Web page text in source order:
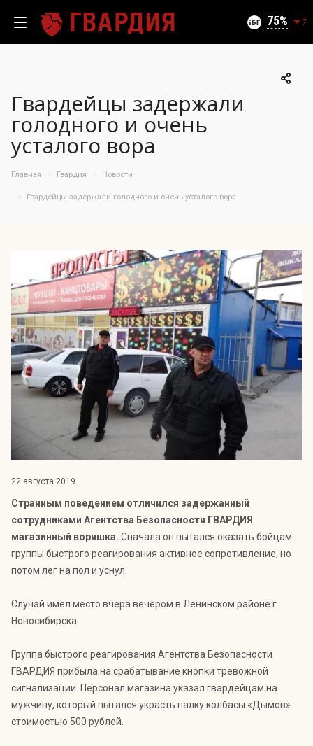
75 7
10.07 25.07
50
75
80
90
95
100
06.08
Индекс Безопасности ГВАРДИИ –
открытый проект Агентства Безопасности ГВАРДИЯ для
оценки уровня защищённости жителей города от
криминальных угроз. Подробнее >>
Гвардейцы задержали
голодного и очень
усталого вора
Главная Гвардия Новости
Гвардейцы задержали голодного и очень усталого вора
22 августа 2019
Странным поведением отличился задержанный
сотрудниками Агентства Безопасности ГВАРДИЯ
магазинный воришка. Сначала он пытался оказать бойцам
группы быстрого реагирования активное сопротивление, но
потом лег на пол и уснул.
Случай имел место вчера вечером в Ленинском районе г.
Новосибирска.
Группа быстрого реагирования Агентства Безопасности
ГВАРДИЯ прибыла на срабатывание кнопки тревожной
сигнализации. Персонал магазина указал гвардейцам на
мужчину, который пытался украсть палку колбасы «Дымов»
стоимостью 500 рублей.